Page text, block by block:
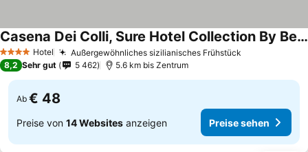
4 Sterne Hotel Außergewöhnliches sizilianisches Frühstück
Casena Dei Colli, Sure Hotel Collection By Best Western
Preise sehen
8,2 Sehr gut 5 462 5.6 km bis Zentrum
Ab € 48
Preise von 14 Websites anzeigen Preise sehen